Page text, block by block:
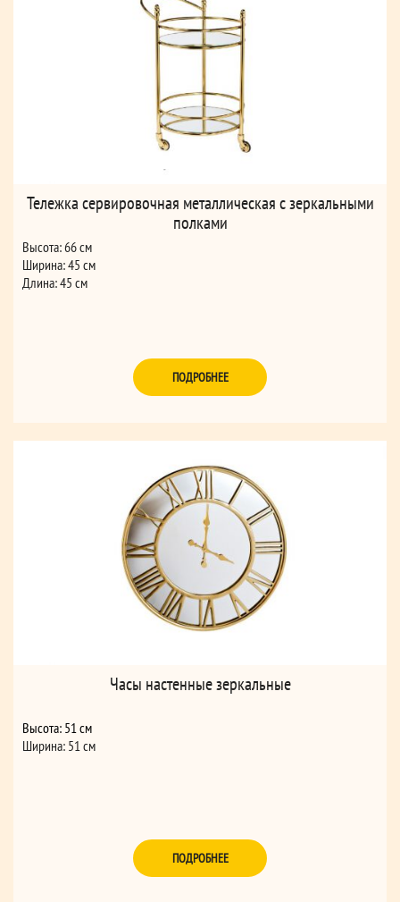
Тележка сервировочная металлическая с зеркальными
полками
Высота: 66 см
Ширина: 45 см
Длина: 45 см
ПОДРОБНЕЕ
Часы настенные зеркальные
Высота: 51 см
Ширина: 51 см
ПОДРОБНЕЕ